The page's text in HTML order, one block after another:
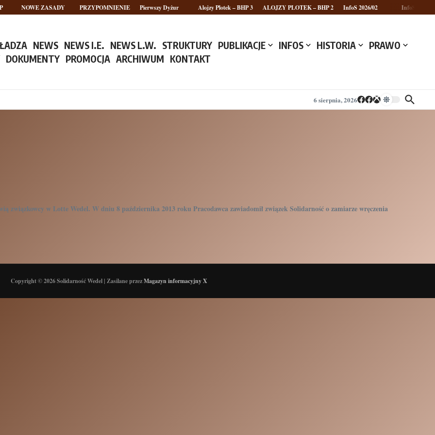
NOWE ZASADY PRZYPOMNIENIE Pierwszy Dyżur Alojzy Plotek – BHP 3 ALOJZY PLOTEK – BHP 2 InfoS 2026/02 InfoS 2026/01
NEWS NEWS I.E. NEWS L.W. STRUKTURY PUBLIKACJE INFOS HISTORIA
PRAWO
DOKUMENTY PROMOCJA ARCHIWUM KONTAKT
6 sierpnia, 2026
w Lotte Wedel. W dniu 8 października 2013 roku Pracodawca zawiadomił związek Solidarność o zamiarze wręczenia
Copyright © 2026 Solidarność Wedel | Zasilane przezMagazyn informacyjny X